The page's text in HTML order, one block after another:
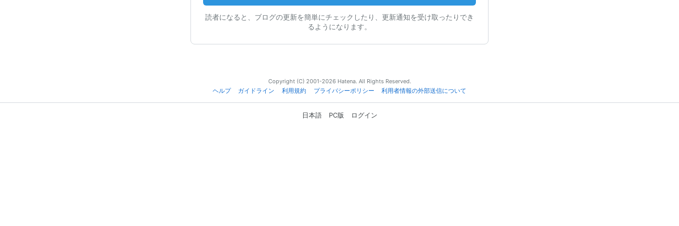
読者になると、ブログの更新を簡単にチェックしたり、更新通知を受け取ったりでき
るようになります。
Copyright (C) 2001-2026 Hatena. All Rights Reserved.
ヘルプ
ガイドライン 利用規約 プライバシーポリシー 利用者情報の外部送信について
日本語 PC版 ログイン